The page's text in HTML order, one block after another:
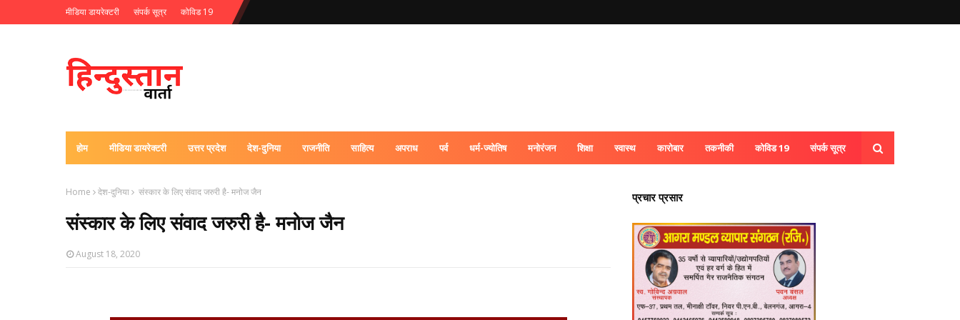
मीडिया डायरेक्टरी संपर्क सूत्र कोविड 19
होम मीडिया डायरेक्टरी उत्तर प्रदेश देश-दुनिया राजनीति साहित्य अपराध पर्व धर्म-ज्योतिष मनोरंजन शिक्षा स्वास्थ कारोबार तकनीकी कोविड 19 संपर्क सूत्र
Home देश-दुनिया संस्कार के लिए संवाद जरुरी है- मनोज जैन
संस्कार के लिए संवाद जरुरी है- मनोज जैन
August 18, 2020
प्रचार प्रसार